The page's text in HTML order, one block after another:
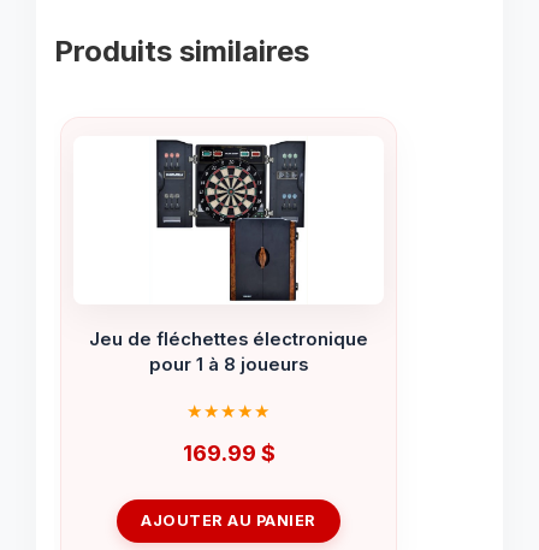
Produits similaires
Jeu de fléchettes électronique
pour 1 à 8 joueurs
169.99 $
AJOUTER AU PANIER